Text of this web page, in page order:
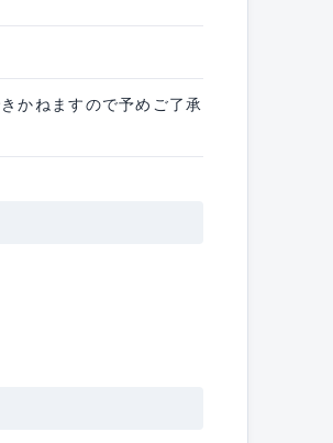
かねますので予めご了承